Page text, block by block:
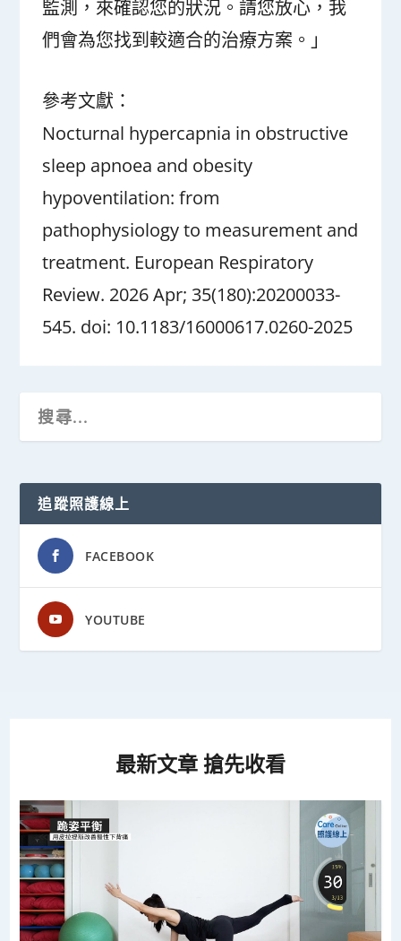
監測，來確認您的狀況。請您放心，我
們會為您找到較適合的治療方案。」
參考文獻：
Nocturnal hypercapnia in obstructive
sleep apnoea and obesity
hypoventilation: from
pathophysiology to measurement and
treatment. European Respiratory
Review. 2026 Apr; 35(180):20200033-
545. doi: 10.1183/16000617.0260-2025
追蹤照護線上
FACEBOOK
YOUTUBE
最新文章 搶先收看